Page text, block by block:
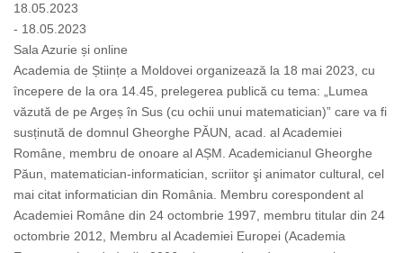
18.05.2023
- 18.05.2023
Sala Azurie și online
Academia de Științe a Moldovei organizează la 18 mai 2023, cu
începere de la ora 14.45, prelegerea publică cu tema: „Lumea
văzută de pe Argeș în Sus (cu ochii unui matematician)” care va fi
susținută de domnul Gheorghe PĂUN, acad. al Academiei
Române, membru de onoare al AȘM. Academicianul Gheorghe
Păun, matematician-informatician, scriitor şi animator cultural, cel
mai citat informatician din România. Membru corespondent al
Academiei Române din 24 octombrie 1997, membru titular din 24
octombrie 2012, Membru al Academiei Europei (Academia